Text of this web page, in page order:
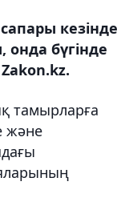
кезінде
бүгінде
тамырларға
және